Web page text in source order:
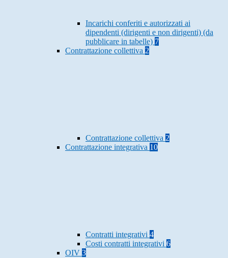
Incarichi conferiti e autorizzati ai
dipendenti (dirigenti e non dirigenti) (da
pubblicare in tabelle) 7
Contrattazione collettiva 2
Contrattazione collettiva 2
Contrattazione integrativa 10
Contratti integrativi 4
Costi contratti integrativi 6
OIV 3